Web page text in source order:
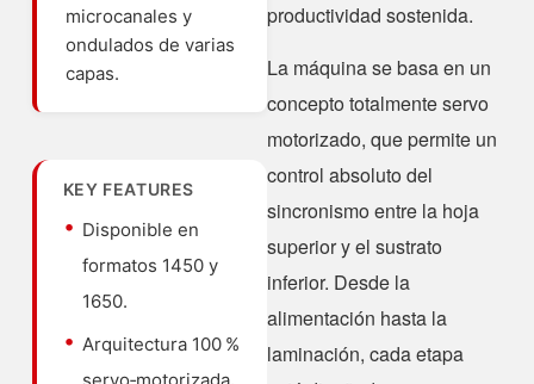
microcanales y
ondulados de varias
capas.
KEY FEATURES
Disponible en
formatos 1450 y
1650.
Arquitectura 100 %
productividad sostenida.
La máquina se basa en un
concepto totalmente servo
motorizado, que permite un
control absoluto del
sincronismo entre la hoja
superior y el sustrato
inferior. Desde la
alimentación hasta la
laminación, cada etapa